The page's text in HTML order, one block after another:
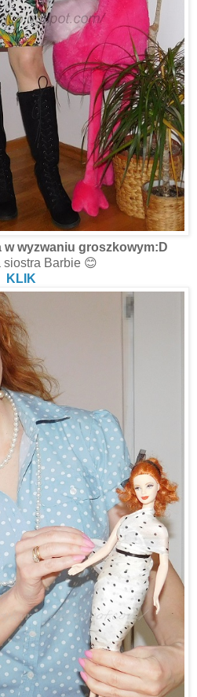
w wyzwaniu groszkowym:D
siostra Barbie 😊
KLIK